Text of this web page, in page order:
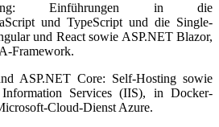
Einführungen in die
und TypeScript und die Single-
und React sowie ASP.NET Blazor,
Framework.
ASP.NET Core: Self-Hosting sowie
Services (IIS), in Docker-
Cloud-Dienst Azure.